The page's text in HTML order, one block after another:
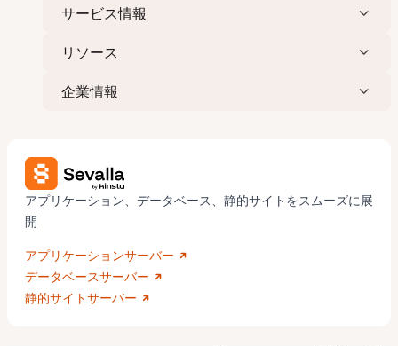
サービス情報
リソース
企業情報
アプリケーション、データベース、静的サイトをスムーズに展
開
アプリケーションサーバー
データベースサーバー
静的サイトサーバー